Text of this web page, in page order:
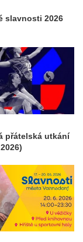
slavnosti 2026
přátelská utkání